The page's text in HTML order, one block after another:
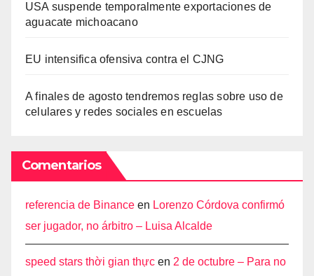
USA suspende temporalmente exportaciones de
aguacate michoacano
EU intensifica ofensiva contra el CJNG
A finales de agosto tendremos reglas sobre uso de
celulares y redes sociales en escuelas
Comentarios
referencia de Binance en Lorenzo Córdova confirmó
ser jugador, no árbitro – Luisa Alcalde
speed stars thời gian thực en 2 de octubre – Para no